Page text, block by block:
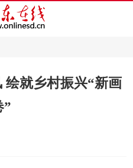
绘就乡村振兴“新画
”